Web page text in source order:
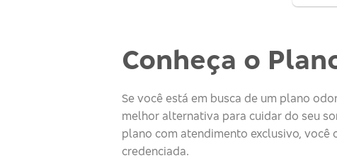
Conheça o
Se você está em busca de um plano
melhor alternativa para cuidar do seu
plano com atendimento exclusivo, você
credenciada.